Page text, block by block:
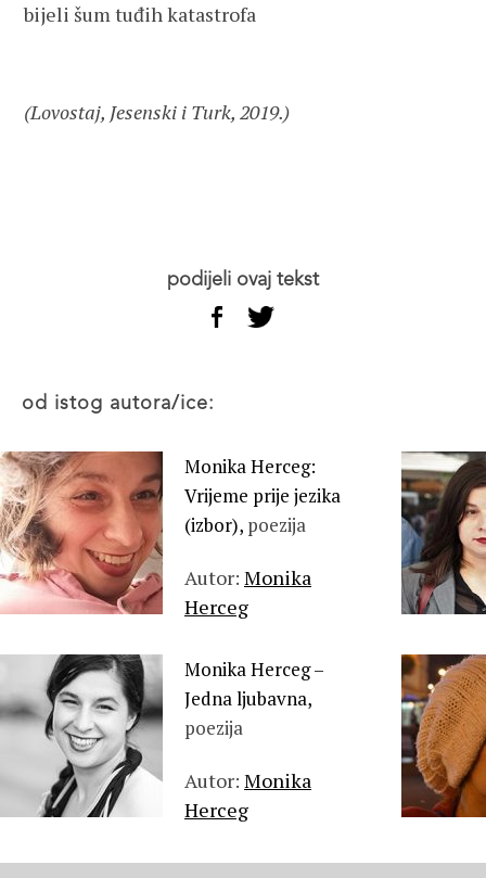
bijeli šum tuđih katastrofa
(Lovostaj, Jesenski i Turk, 2019.)
podijeli ovaj tekst
od istog autora/ice:
Monika Herceg:
Vrijeme prije jezika
(izbor), poezija
Autor: Monika
Herceg
Monika Herceg –
Jedna ljubavna,
poezija
Autor: Monika
Herceg